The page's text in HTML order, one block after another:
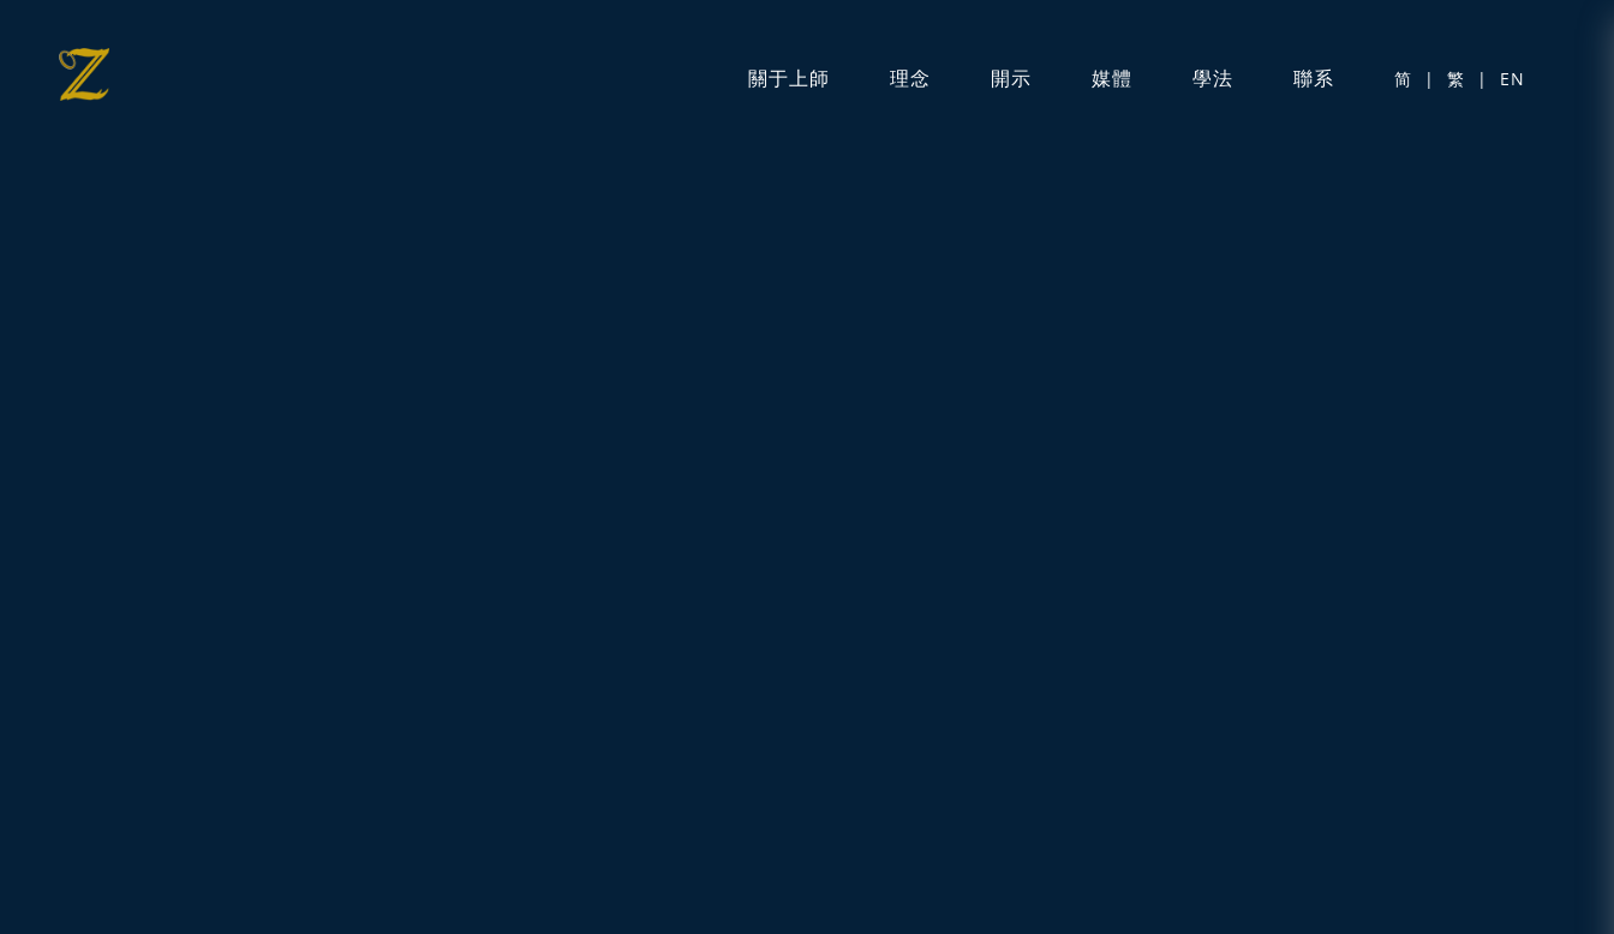
關于上師 理念 開示 媒體 學法 聯系 简 | 繁 | EN